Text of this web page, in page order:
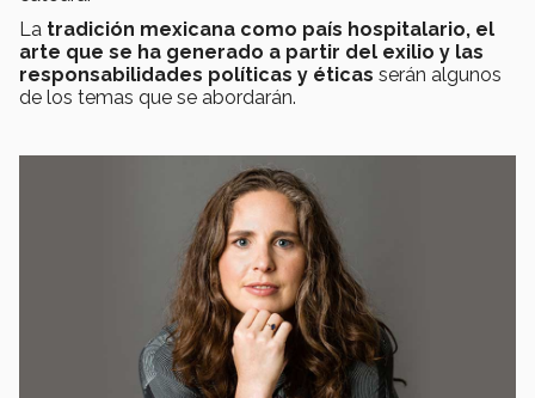
La tradición mexicana como país hospitalario, el
arte que se ha generado a partir del exilio y las
responsabilidades políticas y éticas serán algunos
de los temas que se abordarán.